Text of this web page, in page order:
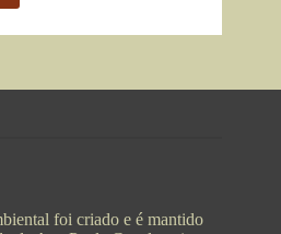
foi criado e é mantido